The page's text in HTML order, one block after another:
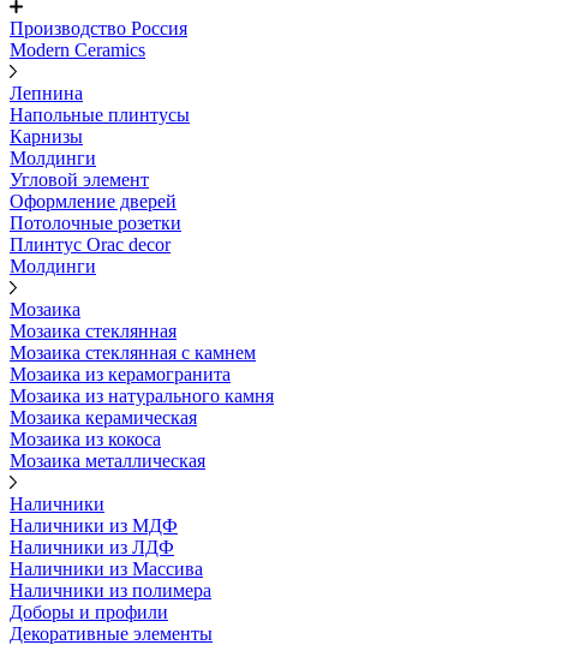
Производство Россия
Modern Ceramics
Лепнина
Напольные плинтусы
Карнизы
Молдинги
Угловой элемент
Оформление дверей
Потолочные розетки
Плинтус Orac decor
Молдинги
Мозаика
Мозаика стеклянная
Мозаика стеклянная с камнем
Мозаика из керамогранита
Мозаика из натурального камня
Мозаика керамическая
Мозаика из кокоса
Мозаика металлическая
Наличники
Наличники из МДФ
Наличники из ЛДФ
Наличники из Массива
Наличники из полимера
Доборы и профили
Декоративные элементы